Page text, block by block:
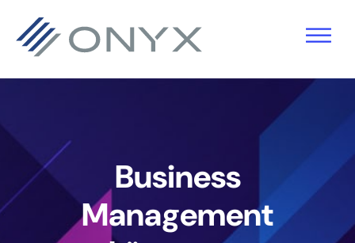
Hauptnavigation
Hauptinhalt
Fußzeile
Business
Management